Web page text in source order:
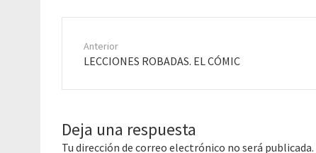
Anterior
Anterior
LECCIONES ROBADAS. EL CÓMIC
Deja una respuesta
Tu dirección de correo electrónico no será publicada.